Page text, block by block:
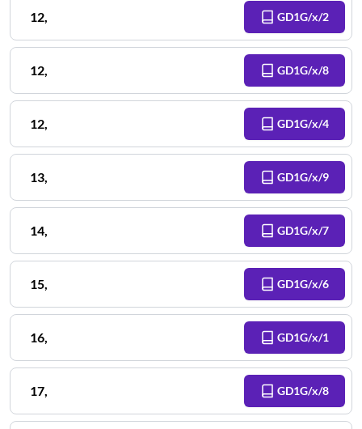
12, GD1G/x/2
12, GD1G/x/8
12, GD1G/x/4
13, GD1G/x/9
14, GD1G/x/7
15, GD1G/x/6
16, GD1G/x/1
17, GD1G/x/8